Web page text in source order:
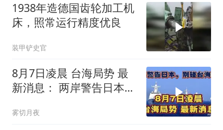
1938年造德国齿轮加工机
床，照常运行精度优良
装甲铲史官
8月7日凌晨 台海局势 最
新消息： 两岸警告日本，
雾切月夜